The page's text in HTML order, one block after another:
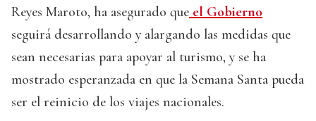
Reyes Maroto, ha asegurado que el Gobierno
seguirá desarrollando y alargando las medidas que
sean necesarias para apoyar al turismo, y se ha
mostrado esperanzada en que la Semana Santa pueda
ser el reinicio de los viajes nacionales.